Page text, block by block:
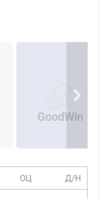
GoodWin
ОЦ Д/Н